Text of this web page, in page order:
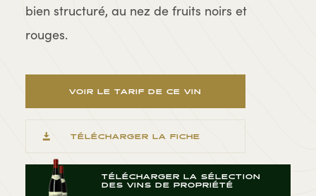
bien structuré, au nez de fruits noirs et
rouges.
VOIR LE TARIF DE CE VIN
TÉLÉCHARGER LA FICHE
TÉLÉCHARGER LA SÉLECTION
DES VINS DE PROPRIÉTÉ